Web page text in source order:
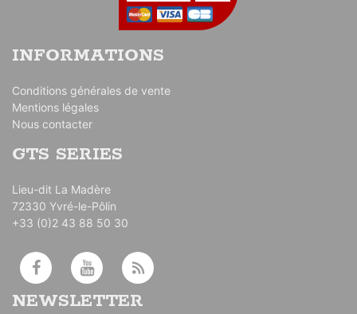
INFORMATIONS
Conditions générales de vente
Mentions légales
Nous contacter
GTS SERIES
Lieu-dit La Madère
72330 Yvré-le-Pôlin
+33 (0)2 43 88 50 30
NEWSLETTER